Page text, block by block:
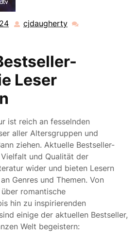
08 cjdaugherty cjdaugherty
Leser
ist reich an fesselnden
aller Altersgruppen und
ziehen. Aktuelle Bestseller-
und Qualität der
wider und bieten Lesern
Genres und Themen. Von
romantische
hin zu inspirierenden
einige der aktuellen Bestseller,
Welt begeistern: